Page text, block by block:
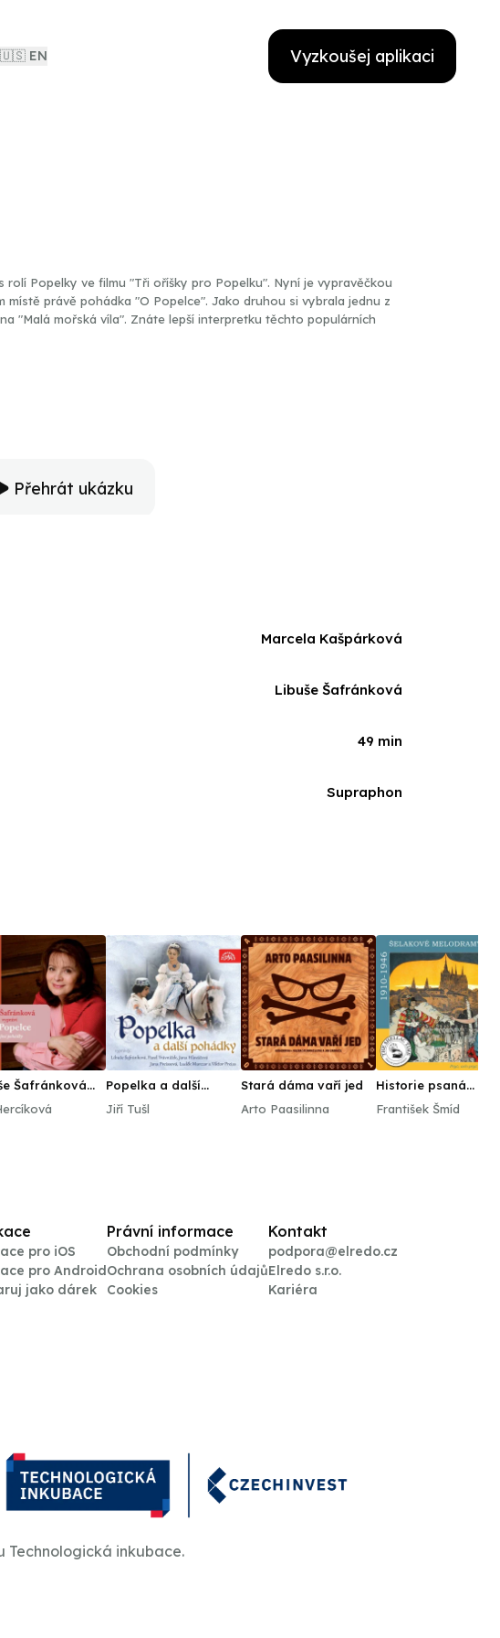
🇺🇸 EN Vyzkoušej aplikaci
rolí Popelky ve filmu "Tři oříšky pro Popelku". Nyní je vypravěčkou
místě právě pohádka "O Popelce". Jako druhou si vybrala jednu z
"Malá mořská víla". Znáte lepší interpretku těchto populárních
Přehrát ukázku
Marcela Kašpárková
Libuše Šafránková
49 min
Supraphon
Šafránková
Popelka a další
Jiří Tušl
Stará dáma vaří jed
Arto Paasilinna
Historie psaná
šelakem - Pryč, ach
pryč je všechno.
František Šmíd
pro iOS
pro Android
jako dárek
Právní informace
Obchodní podmínky
Ochrana osobních údajů
Cookies
Kontakt
podpora@elredo.cz
Elredo s.r.o.
Kariéra
Technologická inkubace.